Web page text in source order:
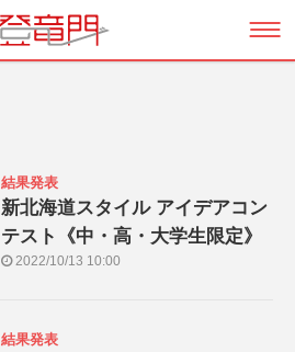
結果発表
新北海道スタイル アイデアコン
テスト《中・高・大学生限定》
2022/10/13 10:00
結果発表